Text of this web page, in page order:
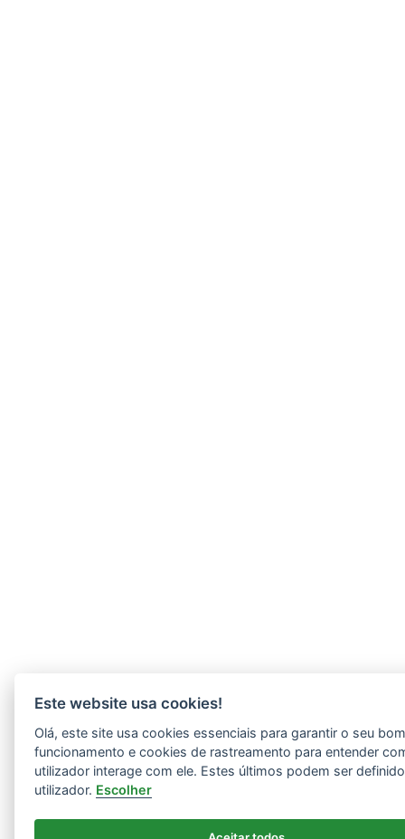
Este website usa cookies!
Olá, este site usa cookies essenciais para garantir o seu
funcionamento e cookies de rastreamento para entender
utilizador interage com ele. Estes últimos podem ser
utilizador. Escolher